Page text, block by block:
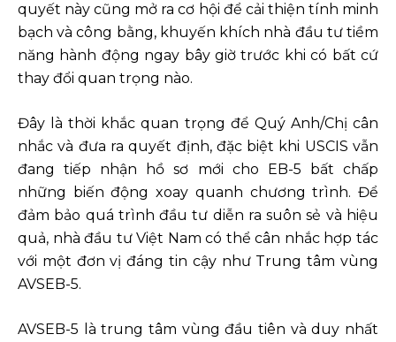
quyết này cũng mở ra cơ hội để cải thiện tính minh
bạch và công bằng, khuyến khích nhà đầu tư tiềm
năng hành động ngay bây giờ trước khi có bất cứ
thay đổi quan trọng nào.
Đây là thời khắc quan trọng để Quý Anh/Chị cân
nhắc và đưa ra quyết định, đặc biệt khi USCIS vẫn
đang tiếp nhận hồ sơ mới cho EB-5 bất chấp
những biến động xoay quanh chương trình. Để
đảm bảo quá trình đầu tư diễn ra suôn sẻ và hiệu
quả, nhà đầu tư Việt Nam có thể cân nhắc hợp tác
với một đơn vị đáng tin cậy như Trung tâm vùng
AVSEB-5.
AVSEB-5 là trung tâm vùng đầu tiên và duy nhất